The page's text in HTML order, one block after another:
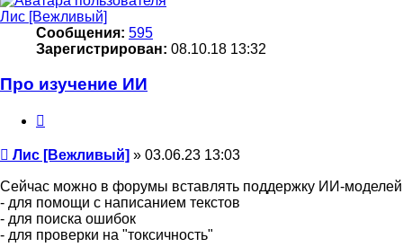
Лис [Вежливый]
Сообщения: 595
Зарегистрирован: 08.10.18 13:32
Про изучение ИИ
Сообщение
Лис [Вежливый] » 03.06.23 13:03
Сейчас можно в форумы вставлять поддержку ИИ-моделей
- для помощи с написанием текстов
- для поиска ошибок
- для проверки на "токсичность"